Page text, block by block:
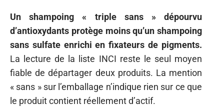
Un shampoing « triple sans » dépourvu
d’antioxydants protège moins qu’un shampoing
sans sulfate enrichi en fixateurs de pigments.
La lecture de la liste INCI reste le seul moyen
fiable de départager deux produits. La mention
« sans » sur l’emballage n’indique rien sur ce que
le produit contient réellement d’actif.